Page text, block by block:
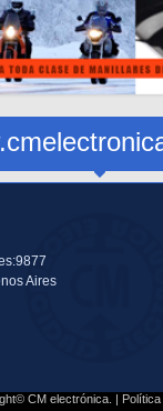
Aires
CM electrónica. |